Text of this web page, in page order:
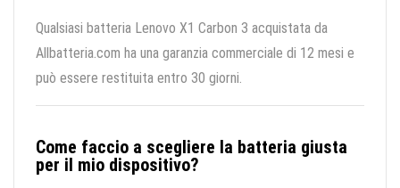
Qualsiasi batteria Lenovo X1 Carbon 3 acquistata da
Allbatteria.com ha una garanzia commerciale di 12 mesi e
può essere restituita entro 30 giorni.
Come faccio a scegliere la batteria giusta
per il mio dispositivo?